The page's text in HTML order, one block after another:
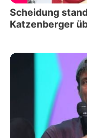
Scheidung
Katzenberger